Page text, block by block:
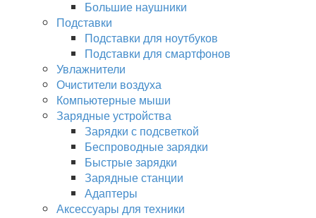
Большие наушники
Подставки
Подставки для ноутбуков
Подставки для смартфонов
Увлажнители
Очистители воздуха
Компьютерные мыши
Зарядные устройства
Зарядки с подсветкой
Беспроводные зарядки
Быстрые зарядки
Зарядные станции
Адаптеры
Аксессуары для техники